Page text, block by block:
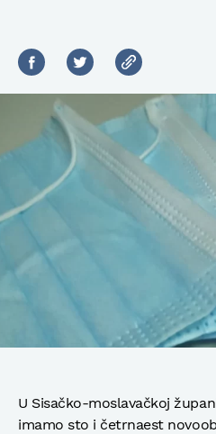
U Sisačko-moslavačkoj
imamo sto i četrnaest